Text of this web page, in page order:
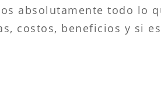
absolutamente todo lo
costos, beneficios y si